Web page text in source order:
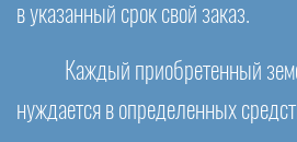
в указанный срок свой заказ.
Каждый приобретенный
нуждается в определенных